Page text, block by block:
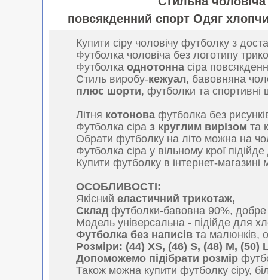
повсякденний спорт Одяг
Купити сіру чоловічу футболку з
Футболка чоловіча без логотипу
Футболка однотонна сіра
Стиль виробу-кежуал, бавовняна
плюс шорти, футболки та
Літня котонова футболка без
Футболка сіра з круглим вирізом та
Обрати футболку на літо можна на
Футболка сіра у вільному крої
Купити футболку в інтернет-
ОСОБЛИВОСТІ:
Якісний еластичний трикотаж,
Склад футболки-бавовна 90%, добре
Модель універсальна - підійде для
Футболка без написів та малюнків,
Розміри: (44) XS, (46) S, (48) M, (50)
Допоможемо підібрати розмір
Також можна купити футболку сіру,